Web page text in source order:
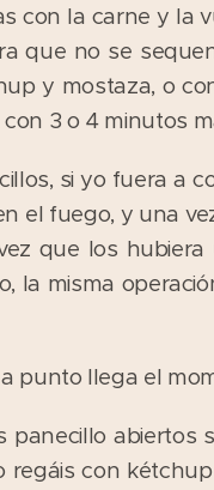
con la carne y la
que no se
y mostaza, o
con 3 o 4 minutos
si yo fuera a
el fuego, y una
que los
la misma
punto llega el
panecillo
regáis con